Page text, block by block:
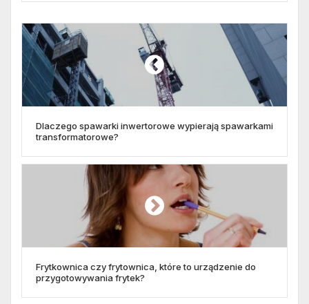
Dlaczego spawarki inwertorowe wypierają spawarkami
transformatorowe?
Frytkownica czy frytownica, które to urządzenie do
przygotowywania frytek?